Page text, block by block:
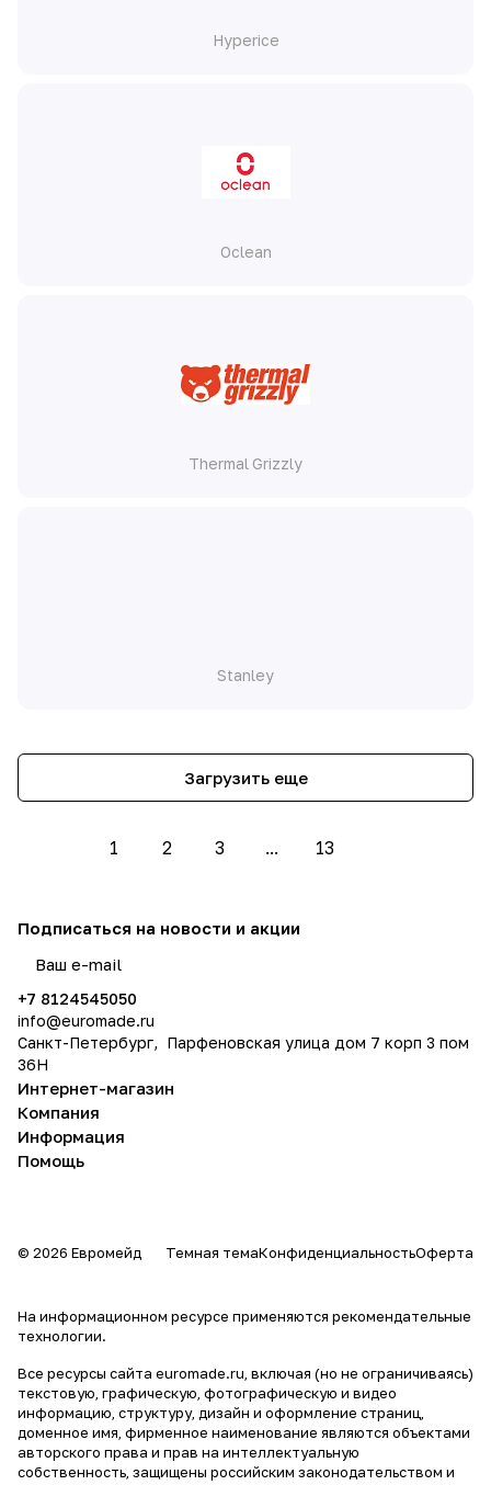
Hyperice
Oclean
Thermal Grizzly
Stanley
Загрузить еще
1 2 3 ... 13
Подписаться на новости и акции
+7 8124545050
info@euromade.ru
Санкт-Петербург, Парфеновская улица дом 7 корп 3 пом
36Н
Интернет-магазин
Компания
Информация
Помощь
© 2026 Евромейд Темная темаКонфиденциальностьОферта
На информационном ресурсе применяются рекомендательные
технологии.
Все ресурсы сайта euromade.ru, включая (но не ограничиваясь)
текстовую, графическую, фотографическую и видео
информацию, структуру, дизайн и оформление страниц,
доменное имя, фирменное наименование являются объектами
авторского права и прав на интеллектуальную
собственность, защищены российским законодательством и